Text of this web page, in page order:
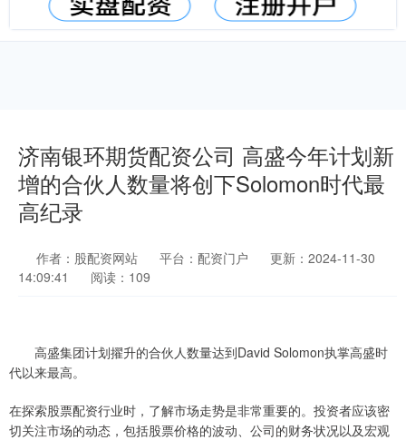
济南银环期货配资公司 高盛今年计划新
增的合伙人数量将创下Solomon时代最
高纪录
作者：股配资网站 平台：配资门户
更新：2024-11-30
14:09:41
阅读：109
高盛集团计划擢升的合伙人数量达到David Solomon执掌高盛时
代以来最高。
在探索股票配资行业时，了解市场走势是非常重要的。投资者应该密
切关注市场的动态，包括股票价格的波动、公司的财务状况以及宏观